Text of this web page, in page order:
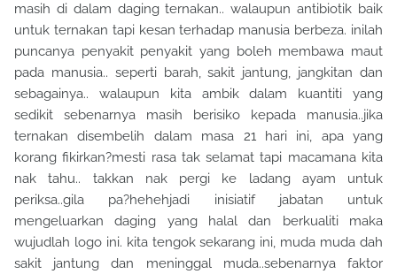
masih di dalam daging ternakan.. walaupun antibiotik baik
untuk ternakan tapi kesan terhadap manusia berbeza. inilah
puncanya penyakit penyakit yang boleh membawa maut
pada manusia.. seperti barah, sakit jantung, jangkitan dan
sebagainya.. walaupun kita ambik dalam kuantiti yang
sedikit sebenarnya masih berisiko kepada manusia..jika
ternakan disembelih dalam masa 21 hari ini, apa yang
korang fikirkan?mesti rasa tak selamat tapi macamana kita
nak tahu.. takkan nak pergi ke ladang ayam untuk
periksa..gila pa?hehehjadi inisiatif jabatan untuk
mengeluarkan daging yang halal dan berkualiti maka
wujudlah logo ini. kita tengok sekarang ini, muda muda dah
sakit jantung dan meninggal muda..sebenarnya faktor